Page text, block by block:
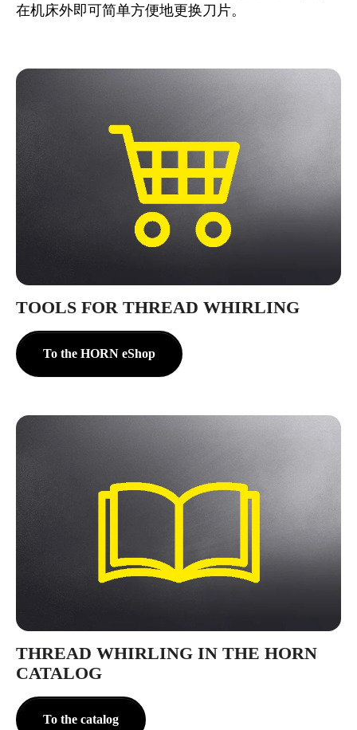
在机床外即可简单方便地更换刀片。
TOOLS FOR THREAD WHIRLING
To the HORN eShop
THREAD WHIRLING IN THE HORN
CATALOG
To the catalog